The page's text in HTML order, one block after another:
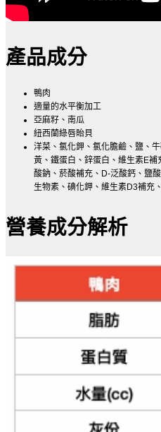
產品成分
鴨肉
適量的水平衡加工
亞麻籽、南瓜
紐西蘭綠唇貽貝
洋菜、氯化鉀、氯化膽鹼、鹽、
黃、鐵蛋白、鋅蛋白、維生素E補
酸鈉、菸酸補充、 D-泛酸鈣、鹽
生物素、碘化鉀、維生素D3補充
營養成分解析